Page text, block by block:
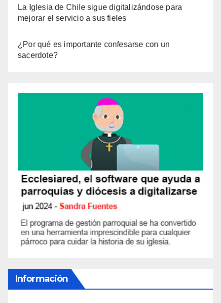
La Iglesia de Chile sigue digitalizándose para
mejorar el servicio a sus fieles
¿Por qué es importante confesarse con un
sacerdote?
Información